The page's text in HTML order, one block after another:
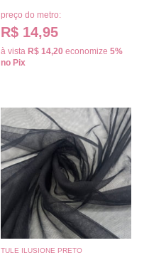
preço do metro:
R$ 14,95
à vista R$ 14,20 economize 5%
no Pix
TULE ILUSIONE PRETO